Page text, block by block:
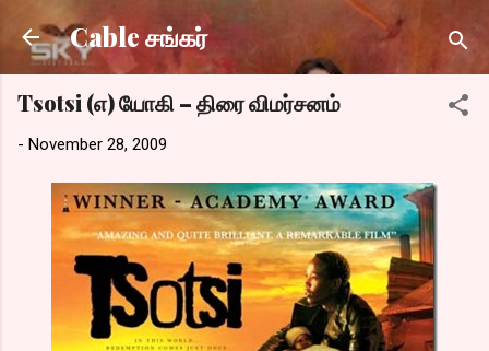
Skip to main content
Cable சங்கர்
Tsotsi (எ) யோகி – திரை விமர்சனம்
- November 28, 2009